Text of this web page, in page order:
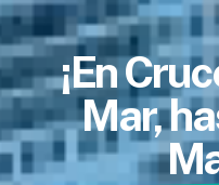
¡En
Mar,